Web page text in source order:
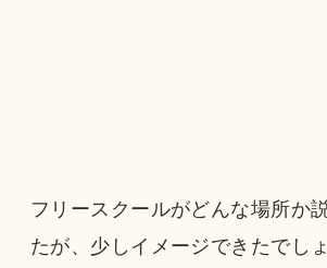
フリースクールがどんな場所か
たが、少しイメージできたでしょ